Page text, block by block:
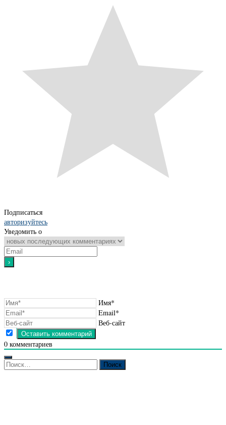
Подписаться
авторизуйтесь
Уведомить о
Имя*
Email*
Веб-сайт
0 комментариев
Найти: